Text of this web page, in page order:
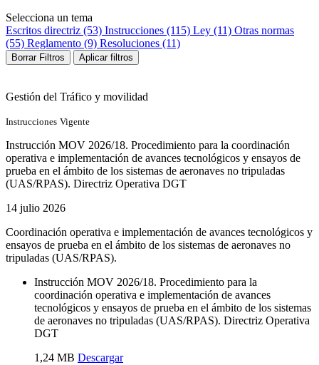
Selecciona un tema
Escritos directriz (53) Instrucciones (115) Ley (11) Otras normas
(55) Reglamento (9) Resoluciones (11)
Borrar Filtros Aplicar filtros
Gestión del Tráfico y movilidad
Instrucciones Vigente
Instrucción MOV 2026/18. Procedimiento para la coordinación
operativa e implementación de avances tecnológicos y ensayos de
prueba en el ámbito de los sistemas de aeronaves no tripuladas
(UAS/RPAS). ​Directriz Operativa DGT
14 julio 2026
Coordinación operativa e implementación de avances tecnológicos y
ensayos de prueba en el ámbito de los sistemas de aeronaves no
tripuladas (UAS/RPAS).
Instrucción MOV 2026/18. Procedimiento para la
coordinación operativa e implementación de avances
tecnológicos y ensayos de prueba en el ámbito de los sistemas
de aeronaves no tripuladas (UAS/RPAS). ​Directriz Operativa
DGT
1,24 MB Descargar